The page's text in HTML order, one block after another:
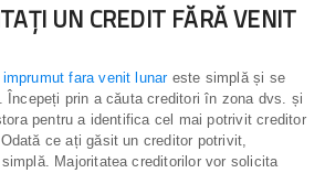
UN CREDIT FĂRĂ VENIT
imprumut fara venit lunareste simplă și se
Începeți prin a căuta creditori în zona dvs. și
pentru a identifica cel mai potrivit creditor
ce ați găsit un creditor potrivit,
Majoritatea creditorilor vor solicita